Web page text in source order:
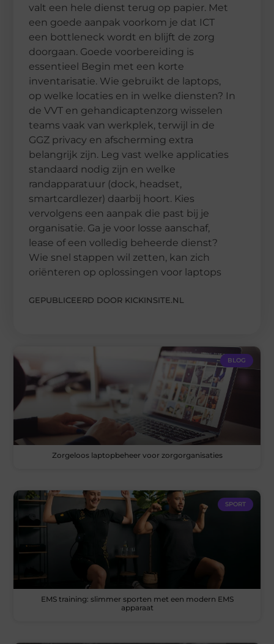
valt een hele dienst terug op papier. Met
een goede aanpak voorkom je dat ICT
een bottleneck wordt en blijft de zorg
doorgaan. Goede voorbereiding is
essentieel Begin met een korte
inventarisatie. Wie gebruikt de laptops,
op welke locaties en in welke diensten? In
de VVT en gehandicaptenzorg wisselen
teams vaak van werkplek, terwijl in de
GGZ privacy en afscherming extra
belangrijk zijn. Leg vast welke applicaties
standaard nodig zijn en welke
randapparatuur (dock, headset,
smartcardlezer) daarbij hoort. Kies
vervolgens een aanpak die past bij je
organisatie. Ga je voor losse aanschaf,
lease of een volledig beheerde dienst?
Wie snel stappen wil zetten, kan zich
oriënteren op oplossingen voor laptops
GEPUBLICEERD DOOR KICKINSITE.NL
BLOG
Zorgeloos laptopbeheer voor zorgorganisaties
SPORT
EMS training: slimmer sporten met een modern EMS
apparaat